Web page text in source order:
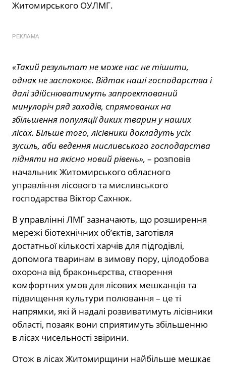
Житомирського ОУЛМГ.
РЕКЛАМА
«Такий результат не може нас не тішити,
однак не заспокоює. Відтак наші господарства і
далі здійснюватимуть запроектований
минулоріч ряд заходів, спрямованих на
збільшення популяції диких тварин у наших
лісах. Більше того, лісівники докладуть усіх
зусиль, аби ведення мисливського господарства
підняти на якісно новий рівень», – розповів
начальник Житомирського обласного
управління лісового та мисливського
господарства Віктор Сахнюк.
В управлінні ЛМГ зазначають, що розширення
мережі біотехнічних об’єктів, заготівля
достатньої кількості харчів для підгодівлі,
допомога тваринам в зимову пору, цілодобова
охорона від браконьєрства, створення
комфортних умов для лісових мешканців та
підвищення культури полювання – це ті
напрямки, які й надалі розвиватимуть лісівники
області, позаяк вони сприятимуть збільшенню
в лісах чисельності звірини.
Отож в лісах Житомирщини найбільше мешкає